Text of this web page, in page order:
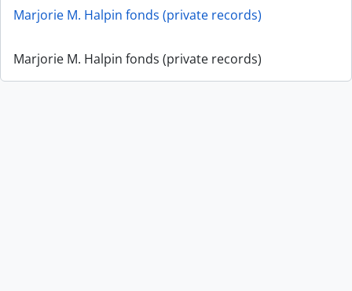
Marjorie M. Halpin fonds (private records)
Marjorie M. Halpin fonds (private records)